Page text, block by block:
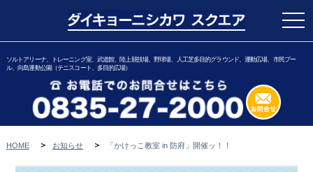
ソルトアリーナ、トレーニング室、武道館、陸上競技場、野球場、人工芝多目的グラウンド、運動広場、市民プー
ル、向島運動公園（テニスコート、多目的広場）
HOME お知らせ 「かけっこ教室 in 防府」開催ッ！！